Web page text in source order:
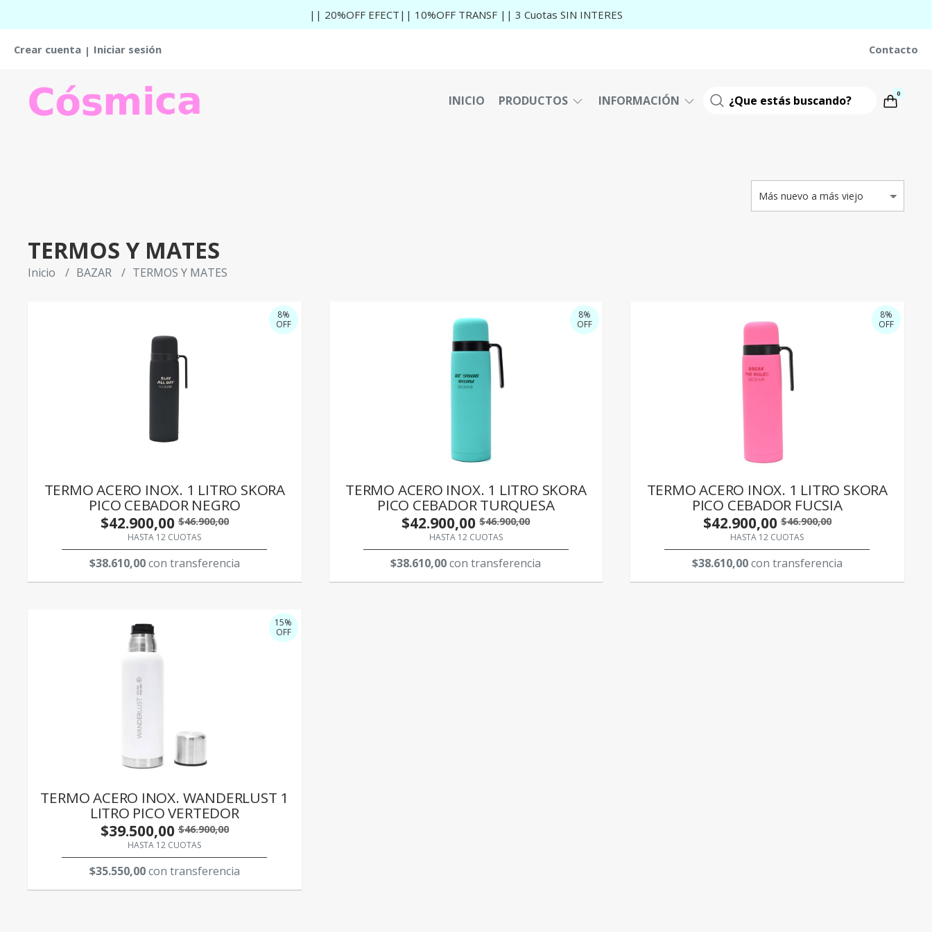
|| 20%OFF EFECT|| 10%OFF TRANSF || 3 Cuotas SIN INTERES
Crear cuenta | Iniciar sesión Contacto
INICIO PRODUCTOS INFORMACIÓN 0
TERMOS Y MATES
Inicio BAZAR TERMOS Y MATES
8%
OFF
TERMO ACERO INOX. 1 LITRO SKORA
PICO CEBADOR NEGRO
$42.900,00 $46.900,00
HASTA 12 CUOTAS
$38.610,00con transferencia
8%
OFF
TERMO ACERO INOX. 1 LITRO SKORA
PICO CEBADOR TURQUESA
$42.900,00 $46.900,00
HASTA 12 CUOTAS
$38.610,00con transferencia
8%
OFF
TERMO ACERO INOX. 1 LITRO SKORA
PICO CEBADOR FUCSIA
$42.900,00 $46.900,00
HASTA 12 CUOTAS
$38.610,00con transferencia
15%
OFF
TERMO ACERO INOX. WANDERLUST 1
LITRO PICO VERTEDOR
$39.500,00 $46.900,00
HASTA 12 CUOTAS
$35.550,00con transferencia